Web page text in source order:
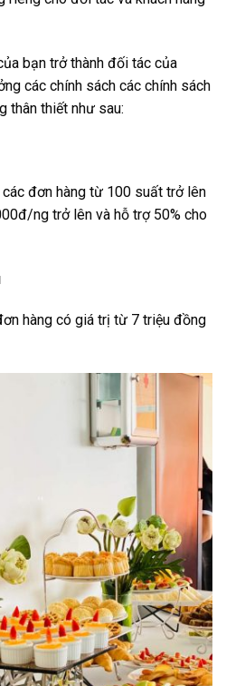
bạn trở thành đối tác của
các chính sách các chính sách
thân thiết như sau:
đơn hàng từ 100 suất trở lên
ng trở lên và hỗ trợ 50% cho
hàng có giá trị từ 7 triệu đồng